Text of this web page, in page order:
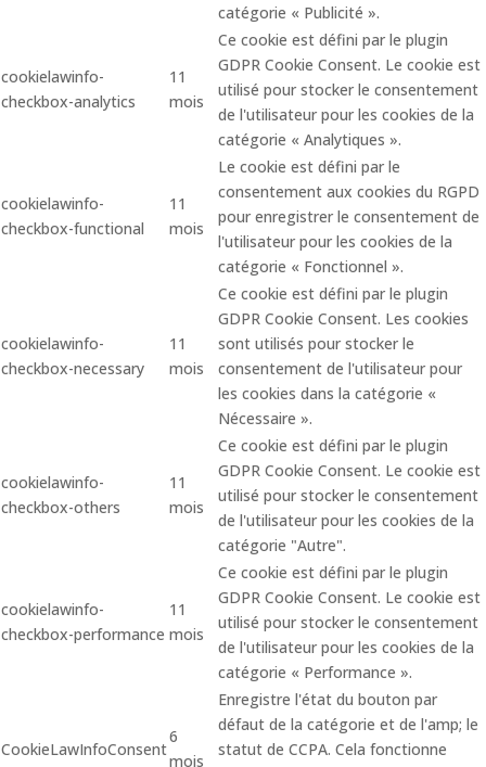
catégorie « Publicité ».
cookielawinfo-
checkbox-analytics
11
mois
Ce cookie est défini par le plugin
GDPR Cookie Consent. Le cookie est
utilisé pour stocker le consentement
de l'utilisateur pour les cookies de la
catégorie « Analytiques ».
cookielawinfo-
checkbox-functional
11
mois
Le cookie est défini par le
consentement aux cookies du RGPD
pour enregistrer le consentement de
l'utilisateur pour les cookies de la
catégorie « Fonctionnel ».
cookielawinfo-
checkbox-necessary
11
mois
Ce cookie est défini par le plugin
GDPR Cookie Consent. Les cookies
sont utilisés pour stocker le
consentement de l'utilisateur pour
les cookies dans la catégorie «
Nécessaire ».
cookielawinfo-
checkbox-others
11
mois
Ce cookie est défini par le plugin
GDPR Cookie Consent. Le cookie est
utilisé pour stocker le consentement
de l'utilisateur pour les cookies de la
catégorie "Autre".
cookielawinfo-
checkbox-performance
11
mois
Ce cookie est défini par le plugin
GDPR Cookie Consent. Le cookie est
utilisé pour stocker le consentement
de l'utilisateur pour les cookies de la
catégorie « Performance ».
CookieLawInfoConsent
6
mois
Enregistre l'état du bouton par
défaut de la catégorie et de l'amp; le
statut de CCPA. Cela fonctionne